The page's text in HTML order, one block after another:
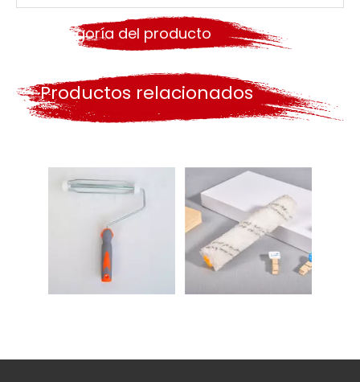
Categoría del producto
Productos relacionados